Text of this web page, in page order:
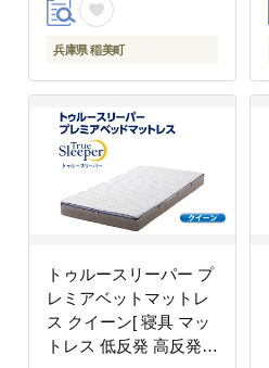
兵庫県 稲美町
トゥルースリーパー プ
レミアベットマットレ
ス クイーン[ 寝具 マッ
トレス 低反発 高反発